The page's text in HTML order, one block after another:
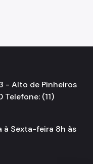
- Alto de Pinheiros
(11)
à Sexta-feira 8h às